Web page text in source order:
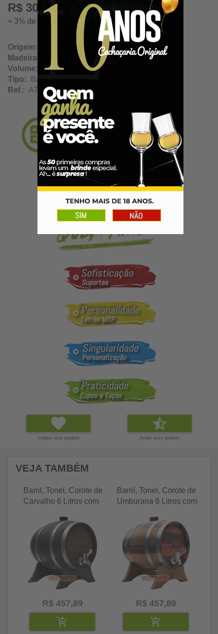
R$ 300,59 à vista
+ 3% de desconto á vista. Economize: R$ 9,30
Origem: Belo Horizonte / Minas Gerais
Madeira:
Bálsamo
Volume: 2L(2000Ml)
Tipo: Barril com Torneira Luxo
Ref.: AT95018
Adicionar ao Carrinho
Indique este produto Avalie esse produto
VEJA TAMBÉM
Barril, Tonel, Corote de
Carvalho 6 Litros com
R$ 457,89
Barril, Tonel, Corote de
Umburana 6 Litros com
R$ 457,89